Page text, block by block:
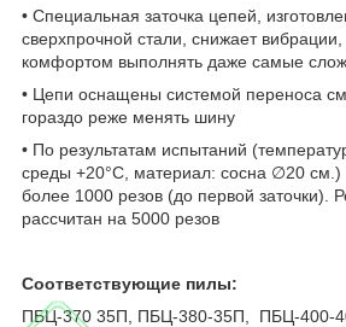
• Специальная заточка цепей,
сверхпрочной стали, снижает
комфортом выполнять даже самые
• Цепи оснащены системой переноса
гораздо реже менять шину
• По результатам испытаний
среды +20°С, материал: сосна ∅20 см.)
более 1000 резов (до первой заточки).
рассчитан на 5000 резов
Соответствующие пилы:
ПБЦ-370 35П, ПБЦ-380-35П, ПБЦ-400-